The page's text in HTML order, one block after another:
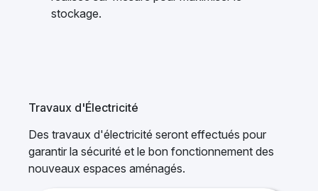
stockage.
Travaux d'Électricité
Des travaux d'électricité seront effectués pour
garantir la sécurité et le bon fonctionnement des
nouveaux espaces aménagés.